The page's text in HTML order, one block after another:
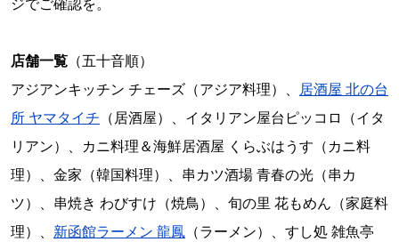
店舗一覧 （五十音順）
アジアンキッチン チェーズ（アジア料理）、 居酒屋 北の台
所 ヤマタイチ （居酒屋）、イタリアン屋台ピッコロ（イタ
リアン）、カニ料理＆海鮮居酒屋 くらぶはうす（カニ料
理）、金家（韓国料理）、串カツ酒場 青春の光（串カ
ツ）、串焼き わびすけ（焼鳥）、旬の里 花もめん（家庭料
理）、 新函館ラーメン 龍鳳 （ラーメン）、すし処 雑魚亭